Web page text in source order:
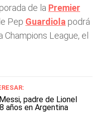
de la Premier
Pep Guardiola podrá
League, el
padre de Lionel
años en Argentina